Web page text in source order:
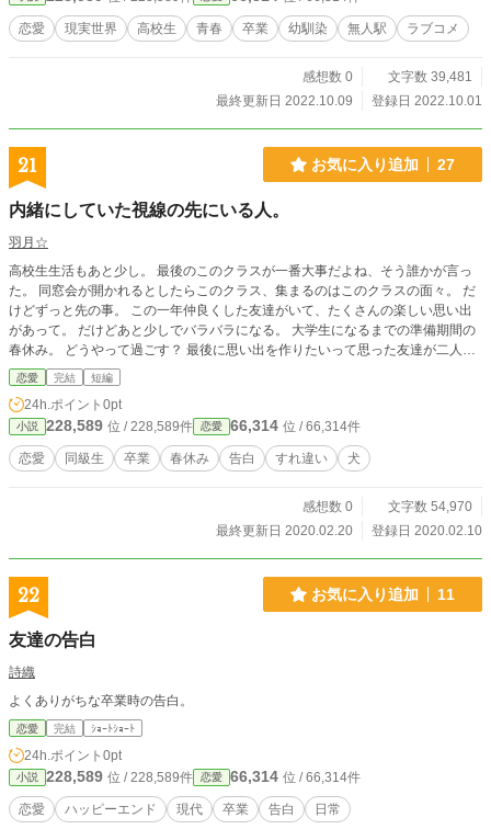
です。
恋愛 現実世界 高校生 青春 卒業 幼馴染 無人駅 ラブコメ
感想数 0
文字数 39,481
最終更新日 2022.10.09
登録日 2022.10.01
21 お気に入り追加 27
内緒にしていた視線の先にいる人。
羽月☆
高校生生活もあと少し。 最後のこのクラスが一番大事だよね、そう誰かが言っ
た。 同窓会が開かれるとしたらこのクラス、集まるのはこのクラスの面々。 だ
けどずっと先の事。 この一年仲良くした友達がいて、たくさんの楽しい思い出
があって。 だけどあと少しでバラバラになる。 大学生になるまでの準備期間の
春休み。 どうやって過ごす？ 最後に思い出を作りたいって思った友達が二人い
た。 そんな二人の近くにいたのに、私は全く考えもしなかった。 汐 美波 残
りの日々も焦ることもなくぼんやり過ぎた。 それなのにちゃっかりと友達が欲
しがった場所に図々しくいたりしたから。 だから春休みは一人で反省しなさい
ってことなのかもしれない。 卒業、そして大学生になる頃。 美波が隣を望んだ
人。 明るく楽しい春を迎えたい人に。
恋愛 完結 短編
24h.ポイント 0pt
小説 228,589 位 / 228,589件 恋愛 66,314 位 / 66,314件
恋愛 同級生 卒業 春休み 告白 すれ違い 犬
感想数 0
文字数 54,970
最終更新日 2020.02.20
登録日 2020.02.10
22 お気に入り追加 11
友達の告白
詩織
よくありがちな卒業時の告白。
恋愛 完結 ｼｮｰﾄｼｮｰﾄ
24h.ポイント 0pt
小説 228,589 位 / 228,589件 恋愛 66,314 位 / 66,314件
恋愛 ハッピーエンド 現代 卒業 告白 日常